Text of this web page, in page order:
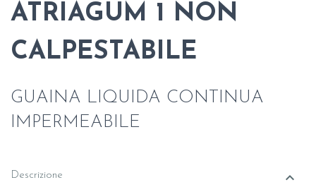
ATRIAGUM 1 NON
CALPESTABILE
GUAINA LIQUIDA CONTINUA
IMPERMEABILE
Descrizione keyboard_arrow_down